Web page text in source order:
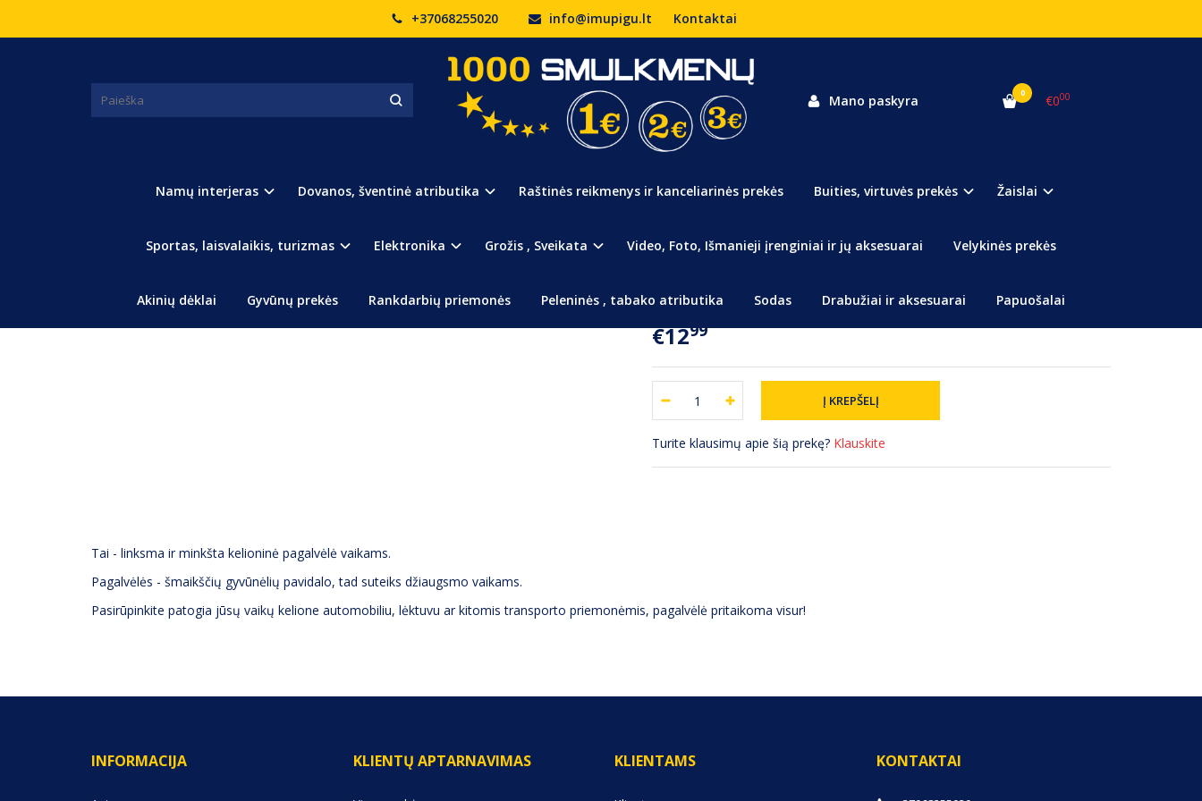
+37068255020 info@imupigu.lt Kontaktai
Mano paskyra 0 €000
Namų interjeras Dovanos, šventinė atributika Raštinės reikmenys ir kanceliarinės prekės Buities, virtuvės prekės Žaislai
Sportas, laisvalaikis, turizmas Elektronika Grožis , Sveikata Video, Foto, Išmanieji įrenginiai ir jų aksesuarai Velykinės prekės
Akinių dėklai Gyvūnų prekės Rankdarbių priemonės Peleninės , tabako atributika Sodas Drabužiai ir aksesuarai Papuošalai
Pagrindinis Sportas, laisvalaikis, turizmas Kelioninė pagalvė vaikams
KELIONINĖ PAGALVĖ VAIKAMS
Prekės kodas:
Pasirinkite spalvą :
€1299
Turite klausimų apie šią prekę? Klauskite
Tai - linksma ir minkšta kelioninė pagalvėlė vaikams.
Pagalvėlės - šmaikščių gyvūnėlių pavidalo, tad suteiks džiaugsmo vaikams.
Pasirūpinkite patogia jūsų vaikų kelione automobiliu, lėktuvu ar kitomis transporto priemonėmis, pagalvėlė pritaikoma visur!
INFORMACIJA KLIENTŲ APTARNAVIMAS KLIENTAMS KONTAKTAI